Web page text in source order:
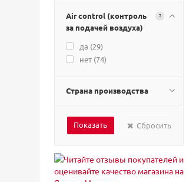
Air control (контроль
за подачей воздуха)
?
да (29)
нет (74)
Страна производства
Сбросить